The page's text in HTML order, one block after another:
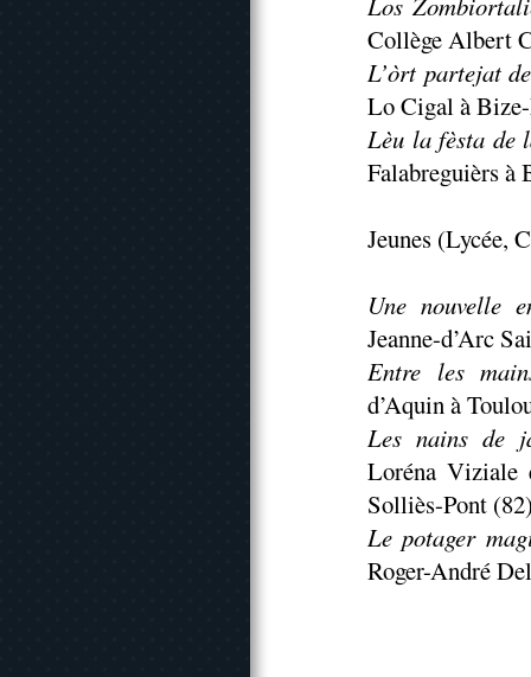
Collège Albert
L’òrt partejat
Lo Cigal à
Lèu la fèsta de
Falabreguièrs à
Jeunes (Lycée,
Une nouvelle
Jeanne-d’Arc
Entre les
d’Aquin à
Les nains de
Loréna Viziale
Solliès-Pont
Le potager
Roger-André